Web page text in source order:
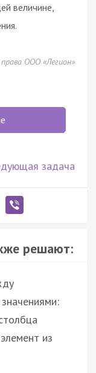
величине,
ООО «Легион»
задача
решают:
из